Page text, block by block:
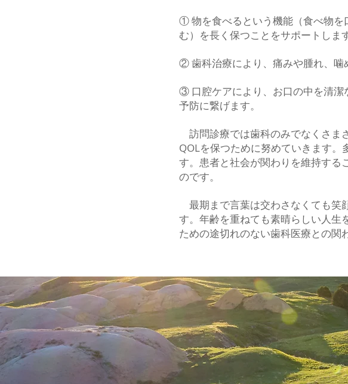
① 物を食べるという機能（食べ物を
む）を長く保つことをサポートします
② 歯科治療により、痛みや腫れ、噛
③ 口腔ケアにより、お口の中を清潔
予防に繋げます。
訪問診療では歯科のみでなくさま
QOLを保つために努めていきます
す。患者と社会が関わりを維持する
のです。
最期まで言葉は交わさなくても笑
す。年齢を重ねても素晴らしい人生
ための途切れのない歯科医療との関